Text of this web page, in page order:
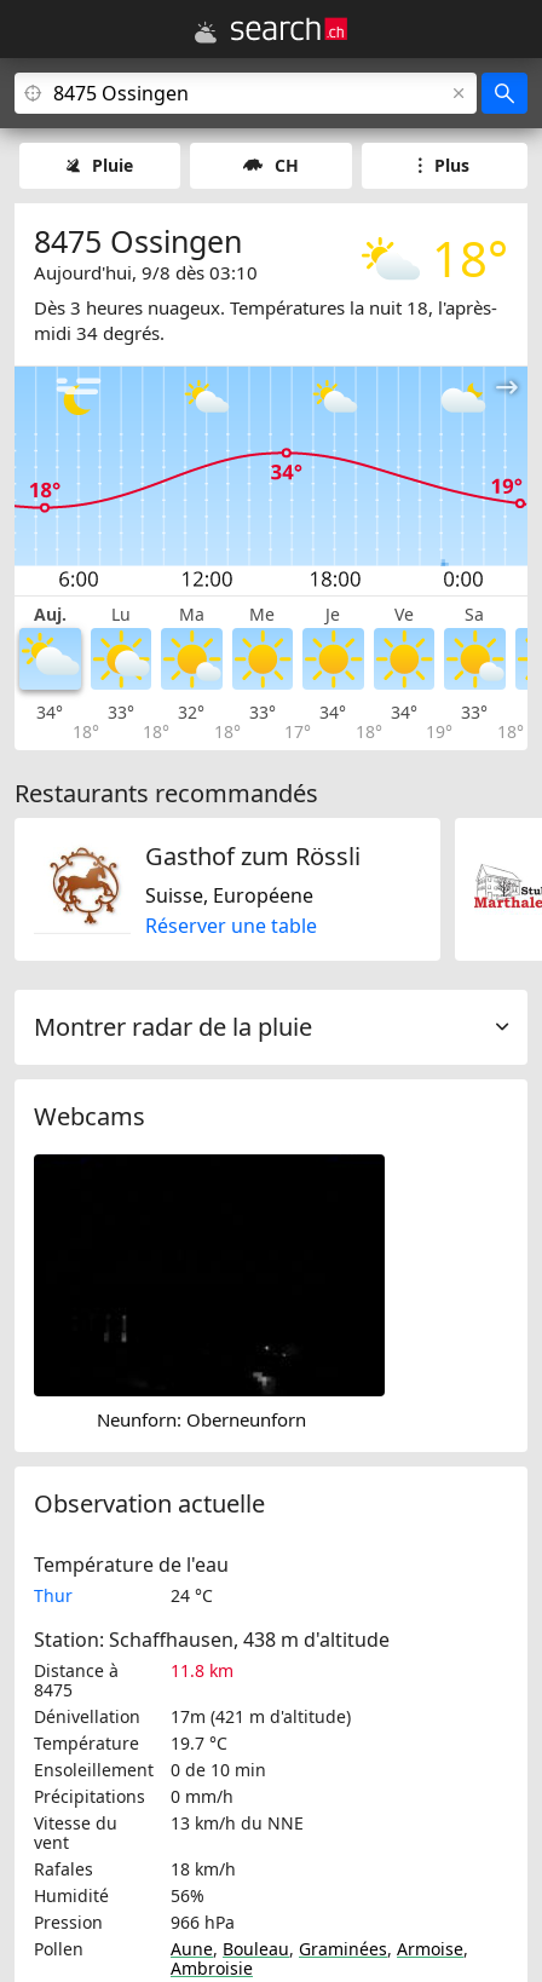
Pluie CH Plus
18°
8475 Ossingen
Aujourd'hui, 9/8 dès 03:10
Dès 3 heures nuageux. Températures la nuit 18, l'après-
midi 34 degrés.
Auj. Lu Ma Me Je Ve Sa
34°
18°
33°
18°
32°
18°
33°
17°
34°
18°
34°
19°
33°
18°
Restaurants recommandés
Gasthof zum Rössli
Suisse, Européene
Réserver une table
Montrer radar de la pluie
Webcams
Neunforn: Oberneunforn
Observation actuelle
Température de l'eau
Thur 24 °C
Station: Schaffhausen, 438 m d'altitude
Distance à
8475
11.8 km
Dénivellation
17m (421 m d'altitude)
Température
19.7 °C
Ensoleillement
0 de 10 min
Précipitations
0 mm/h
Vitesse du
vent
13 km/h du NNE
Rafales
18 km/h
Humidité
56%
Pression
966 hPa
Pollen
Aune, Bouleau, Graminées, Armoise,
Ambroisie